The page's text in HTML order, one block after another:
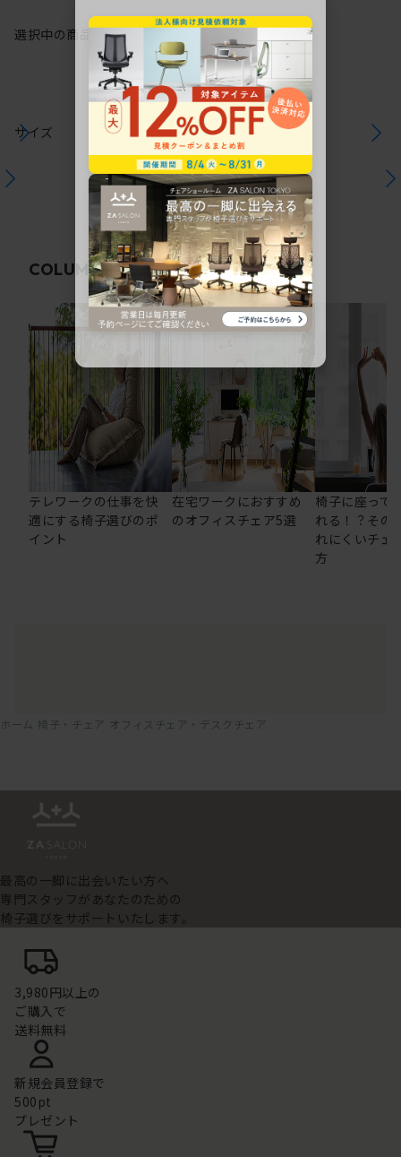
選択中の商品情報保証
サイズ
COLUMN関連コラム
テレワークの仕事を快
適にする椅子選びのポ
イント
在宅ワークにおすすめ
のオフィスチェア5選
椅子に座って
れる！？その
れにくいチェ
方
ホーム 椅子・チェア オフィスチェア・デスクチェア
最高の一脚に出会いたい方へ
専門スタッフがあなたのための
椅子選びをサポートいたします。
3,980円以上の
ご購入で
送料無料
新規会員登録で
500pt
プレゼント